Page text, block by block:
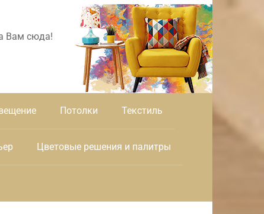
Вам сюда!
Потолки Текстиль
Цветовые решения и палитры